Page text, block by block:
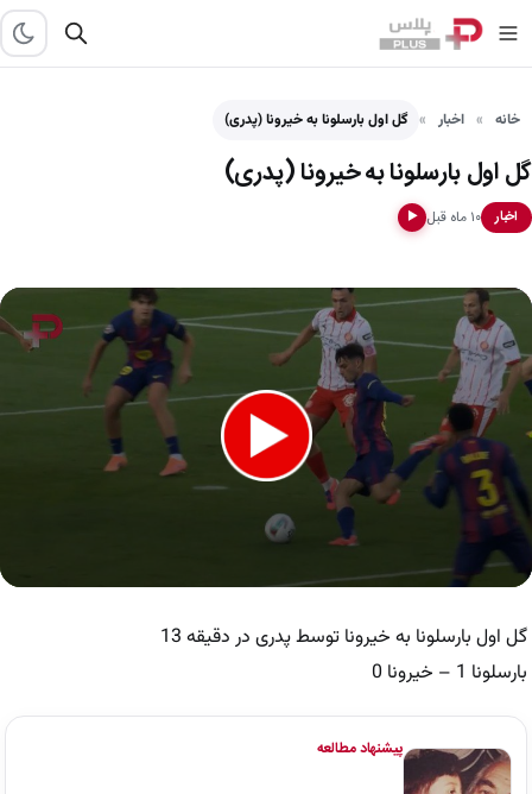
خانه اخبار گل اول بارسلونا به خیرونا (پدری)
گل اول بارسلونا به خیرونا (پدری)
اخبار ۱۰ ماه قبل ▶
گل اول بارسلونا به خیرونا توسط پدری در دقیقه 13
بارسلونا 1 – خیرونا 0
پیشنهاد مطالعه